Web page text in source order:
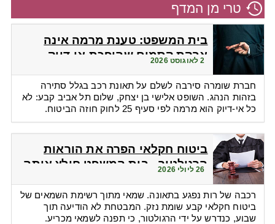
טרי מן המדף
בית המשפט: טענת מרמה אינה
אבקת קסמים שהופכת אי-דיוק
2 לאוגוסט 2026
חברת שומרה סירבה לשלם על תאונת רכב בגלל סתירה
בזהות הנהג. השופט אלישי בן יצחק, שלום תל אביב קבע: לא
כל אי-דיוק הוא מרמה לפי סעיף 25 לחוק חוזה הביטוח.
ביטוח חקלאי הפרה את הוראות
הרגולטור - בית המשפט חילץ אותה
26 ליולי 2026
רכבה של רות נפגע בתאונה. שמאי מתוך רשימת השמאים של
ביטוח חקלאי קבע שומת נזק. המבטחת לא הודיעה תוך
שבוע, כנדרש על ידי הרגולטור, כי תפנה לשמאי מכריע.